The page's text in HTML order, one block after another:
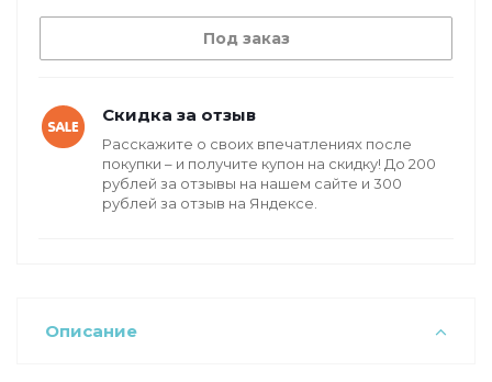
Под заказ
Скидка за отзыв
Расскажите о своих впечатлениях после
покупки – и получите купон на скидку! До 200
рублей за отзывы на нашем сайте и 300
рублей за отзыв на Яндексе.
Описание